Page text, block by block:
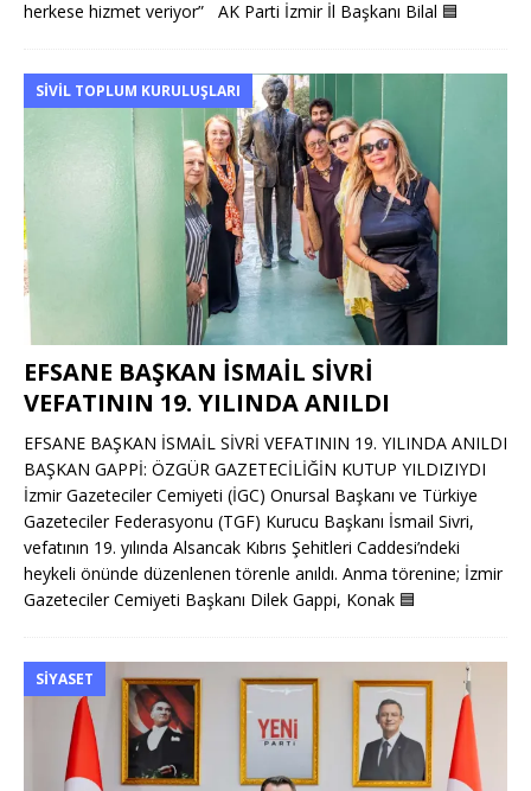
herkese hizmet veriyor” AK Parti İzmir İl Başkanı Bilal 🟦
SIVIL TOPLUM KURULUŞLARI
EFSANE BAŞKAN İSMAİL SİVRİ
VEFATININ 19. YILINDA ANILDI
EFSANE BAŞKAN İSMAİL SİVRİ VEFATININ 19. YILINDA ANILDI
BAŞKAN GAPPİ: ÖZGÜR GAZETECİLİĞİN KUTUP YILDIZIYDI
İzmir Gazeteciler Cemiyeti (İGC) Onursal Başkanı ve Türkiye
Gazeteciler Federasyonu (TGF) Kurucu Başkanı İsmail Sivri,
vefatının 19. yılında Alsancak Kıbrıs Şehitleri Caddesi’ndeki
heykeli önünde düzenlenen törenle anıldı. Anma törenine; İzmir
Gazeteciler Cemiyeti Başkanı Dilek Gappi, Konak 🟦
SIYASET